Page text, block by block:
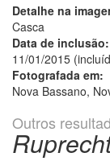
Detalhe na
Casca
Data de inclusão:
11/01/2015
Fotografada em:
Nova Bassano,
Outros